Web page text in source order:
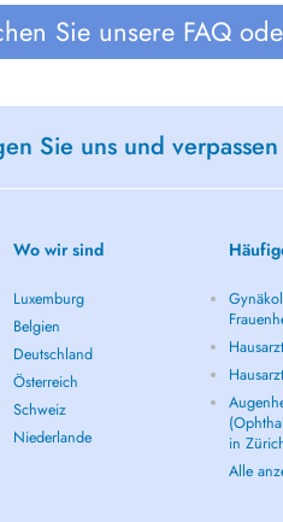
Sie unsere FAQ
Sie uns und
Wo wir sind
Luxemburg
Belgien
Deutschland
Österreich
Schweiz
Niederlande
in
Alle